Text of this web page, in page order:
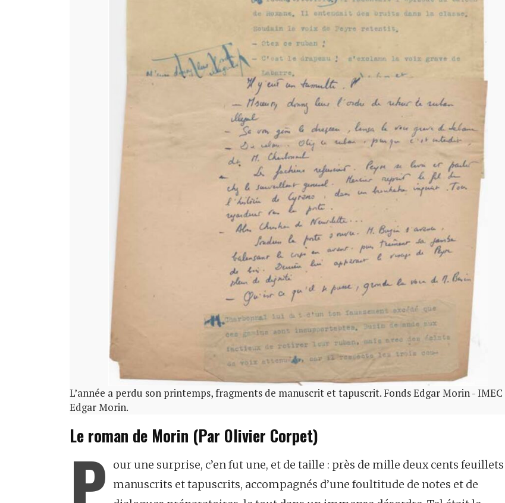
L’année a perdu son printemps, fragments de manuscrit et tapuscrit. Fonds Edgar Morin -
Edgar Morin.
Le roman de Morin (Par Olivier Corpet)
our une surprise, c’en fut une, et de taille : près de mille deux cents feuillets
manuscrits et tapuscrits, accompagnés d’une foultitude de notes et de